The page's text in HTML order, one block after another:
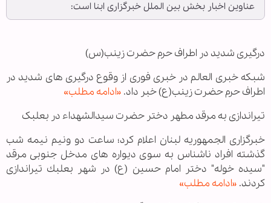
عناوین اخبار بخش بین الملل خبرگزاری ابنا است:
درگیری شدید در اطراف حرم حضرت زینب(س)
شبکه خبری العالم در خبری فوری از وقوع درگیری های شدید در
اطراف حرم حضرت زینب(ع) خبر داد. «ادامه مطلب»
تیراندازی به مرقد مطهر دختر حضرت سیدالشهداء در بعلبک
خبرگزاری الجمهوریه لبنان اعلام کرد؛ ساعت دو ونیم نیمه شب
گذشته افراد ناشناس به سوی دیواره های مدخل جنوبی مرقد
"سیده خوله" دختر امام حسین (ع) در شهر بعلبك تیراندازی
كردند. «ادامه مطلب»